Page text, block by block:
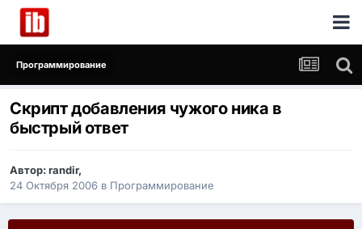
Программирование
Скрипт добавления чужого ника в
быстрый ответ
Автор:randir,
24 Октября 2006 в Программирование